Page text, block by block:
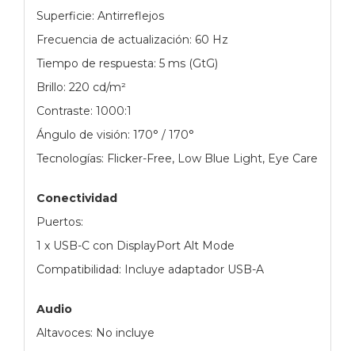
Superficie: Antirreflejos
Frecuencia de actualización: 60 Hz
Tiempo de respuesta: 5 ms (GtG)
Brillo: 220 cd/m²
Contraste: 1000:1
Ángulo de visión: 170° / 170°
Tecnologías: Flicker-Free, Low Blue Light, Eye Care
Conectividad
Puertos:
1 x USB-C con DisplayPort Alt Mode
Compatibilidad: Incluye adaptador USB-A
Audio
Altavoces: No incluye